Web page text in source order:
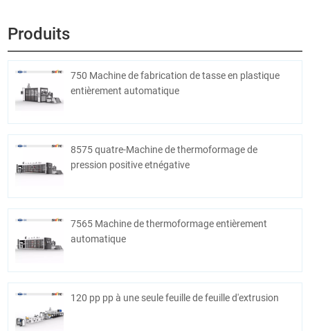
Produits
750 Machine de fabrication de tasse en plastique
entièrement automatique
8575 quatre-Machine de thermoformage de
pression positive etnégative
7565 Machine de thermoformage entièrement
automatique
120 pp pp à une seule feuille de feuille d'extrusion